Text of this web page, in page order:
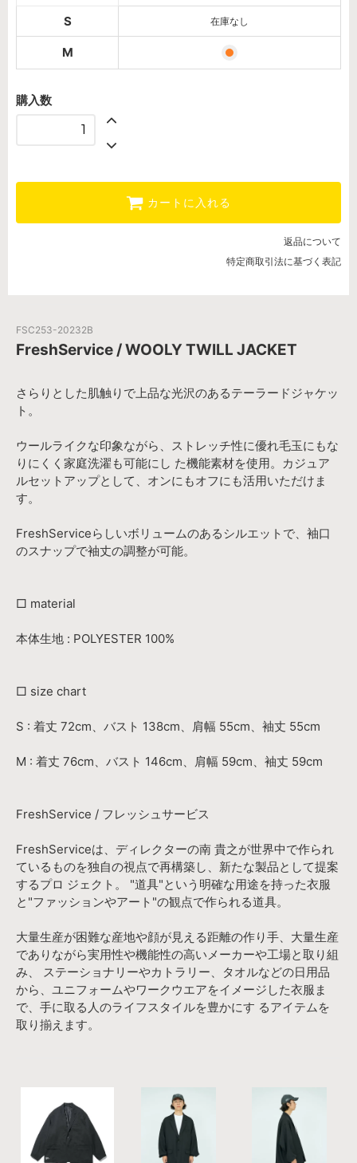
S
在庫なし
M
購入数
カートに入れる
返品について
特定商取引法に基づく表記
FSC253-20232B
FreshService / WOOLY TWILL JACKET
さらりとした肌触りで上品な光沢のあるテーラードジャケッ
ト。
ウールライクな印象ながら、ストレッチ性に優れ毛玉にもな
りにくく家庭洗濯も可能にし た機能素材を使用。カジュア
ルセットアップとして、オンにもオフにも活用いただけま
す。
FreshServiceらしいボリュームのあるシルエットで、袖口
のスナップで袖丈の調整が可能。
□ material
本体生地 : POLYESTER 100%
□ size chart
S : 着丈 72cm、バスト 138cm、肩幅 55cm、袖丈 55cm
M : 着丈 76cm、バスト 146cm、肩幅 59cm、袖丈 59cm
FreshService / フレッシュサービス
FreshServiceは、ディレクターの南 貴之が世界中で作られ
ているものを独自の視点で再構築し、新たな製品として提案
するプロ ジェクト。 "道具"という明確な用途を持った衣服
と"ファッションやアート"の観点で作られる道具。
大量生産が困難な産地や顔が見える距離の作り手、大量生産
でありながら実用性や機能性の高いメーカーや工場と取り組
み、 ステーショナリーやカトラリー、タオルなどの日用品
から、ユニフォームやワークウエアをイメージした衣服ま
で、手に取る人のライフスタイルを豊かにす るアイテムを
取り揃えます。